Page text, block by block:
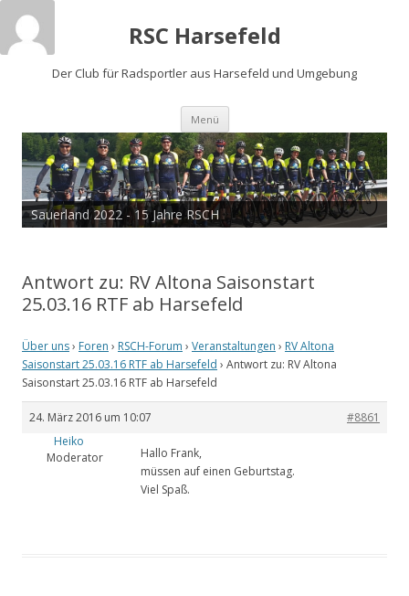
RSC Harsefeld
Der Club für Radsportler aus Harsefeld und Umgebung
Menü Zum
springen
Sauerland 2022 - 15 Jahre RSCH
Antwort zu: RV Altona Saisonstart
25.03.16 RTF ab Harsefeld
Über uns› Foren › RSCH-Forum › Veranstaltungen › RV Altona
Saisonstart 25.03.16 RTF ab Harsefeld › Antwort zu: RV Altona
Saisonstart 25.03.16 RTF ab Harsefeld
24. März 2016 um 10:07
#8861
Heiko
Moderator
Hallo Frank,
müssen auf einen Geburtstag.
Viel Spaß.